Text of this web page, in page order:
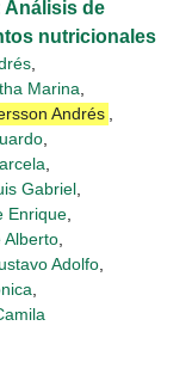
Análisis de
nutricionales
,
Marina,
Andrés ,
,
,
Gabriel,
Enrique,
Alberto,
Adolfo,
,